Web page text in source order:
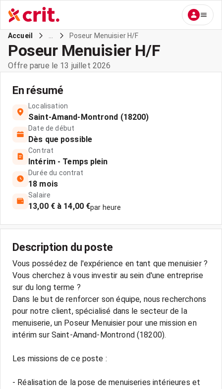
Accueil Poseur Menuisier H/F
Poseur Menuisier H/F
Offre parue le 13 juillet 2026
En résumé
Localisation
Saint-Amand-Montrond (18200)
Date de début
Dès que possible
Contrat
Intérim - Temps plein
Durée du contrat
18 mois
Salaire
13,00 € à 14,00 €par heure
Description du poste
Vous possédez de l'expérience en tant que menuisier ?
Vous cherchez à vous investir au sein d'une entreprise
sur du long terme ?
Dans le but de renforcer son équipe, nous recherchons
pour notre client, spécialisé dans le secteur de la
menuiserie, un Poseur Menuisier pour une mission en
intérim sur Saint-Amand-Montrond (18200).
Les missions de ce poste :
- Réalisation de la pose de menuiseries intérieures et